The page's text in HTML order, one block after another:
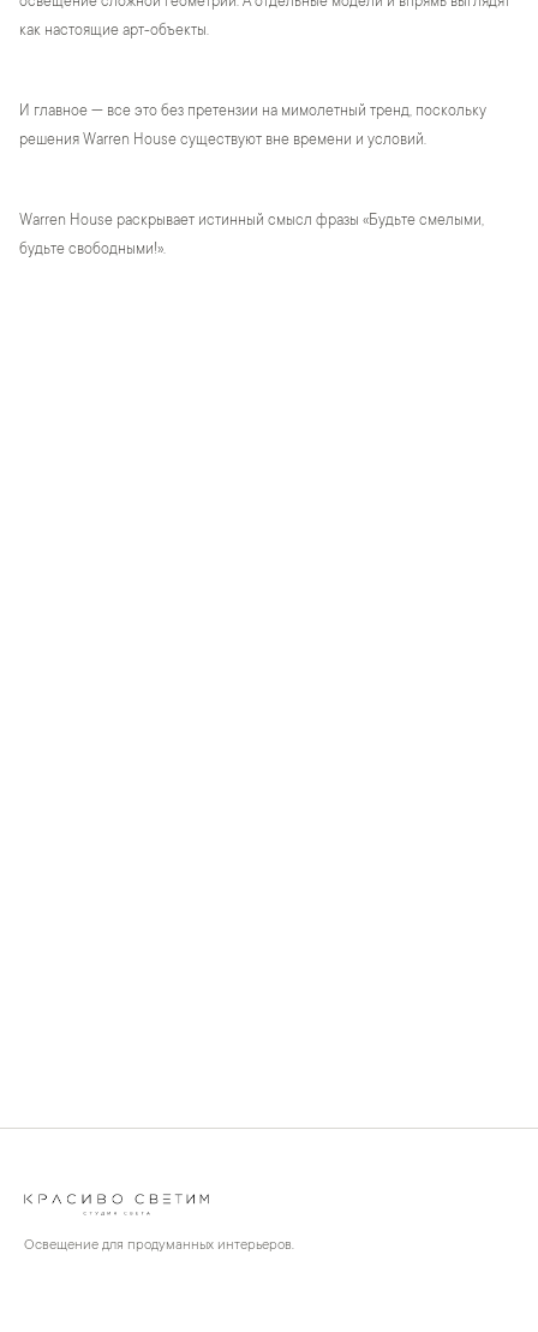
как настоящие арт-объекты.
И главное — все это без претензии на мимолетный тренд, поскольку
решения Warren House существуют вне времени и условий.
Warren House раскрывает истинный смысл фразы «Будьте смелыми,
будьте свободными!».
Освещение для продуманных интерьеров.